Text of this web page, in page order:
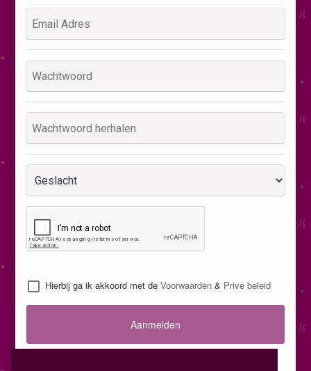
Hierbij ga ik akkoord met deVoorwaarden & Prive beleid
Aanmelden